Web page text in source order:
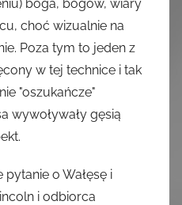
boga, bogów, wiary
choć wizualnie na
Poza tym to jeden z
w tej technice i tak
"oszukańcze"
wywoływały gęsią
o Wałęsę i
i odbiorca